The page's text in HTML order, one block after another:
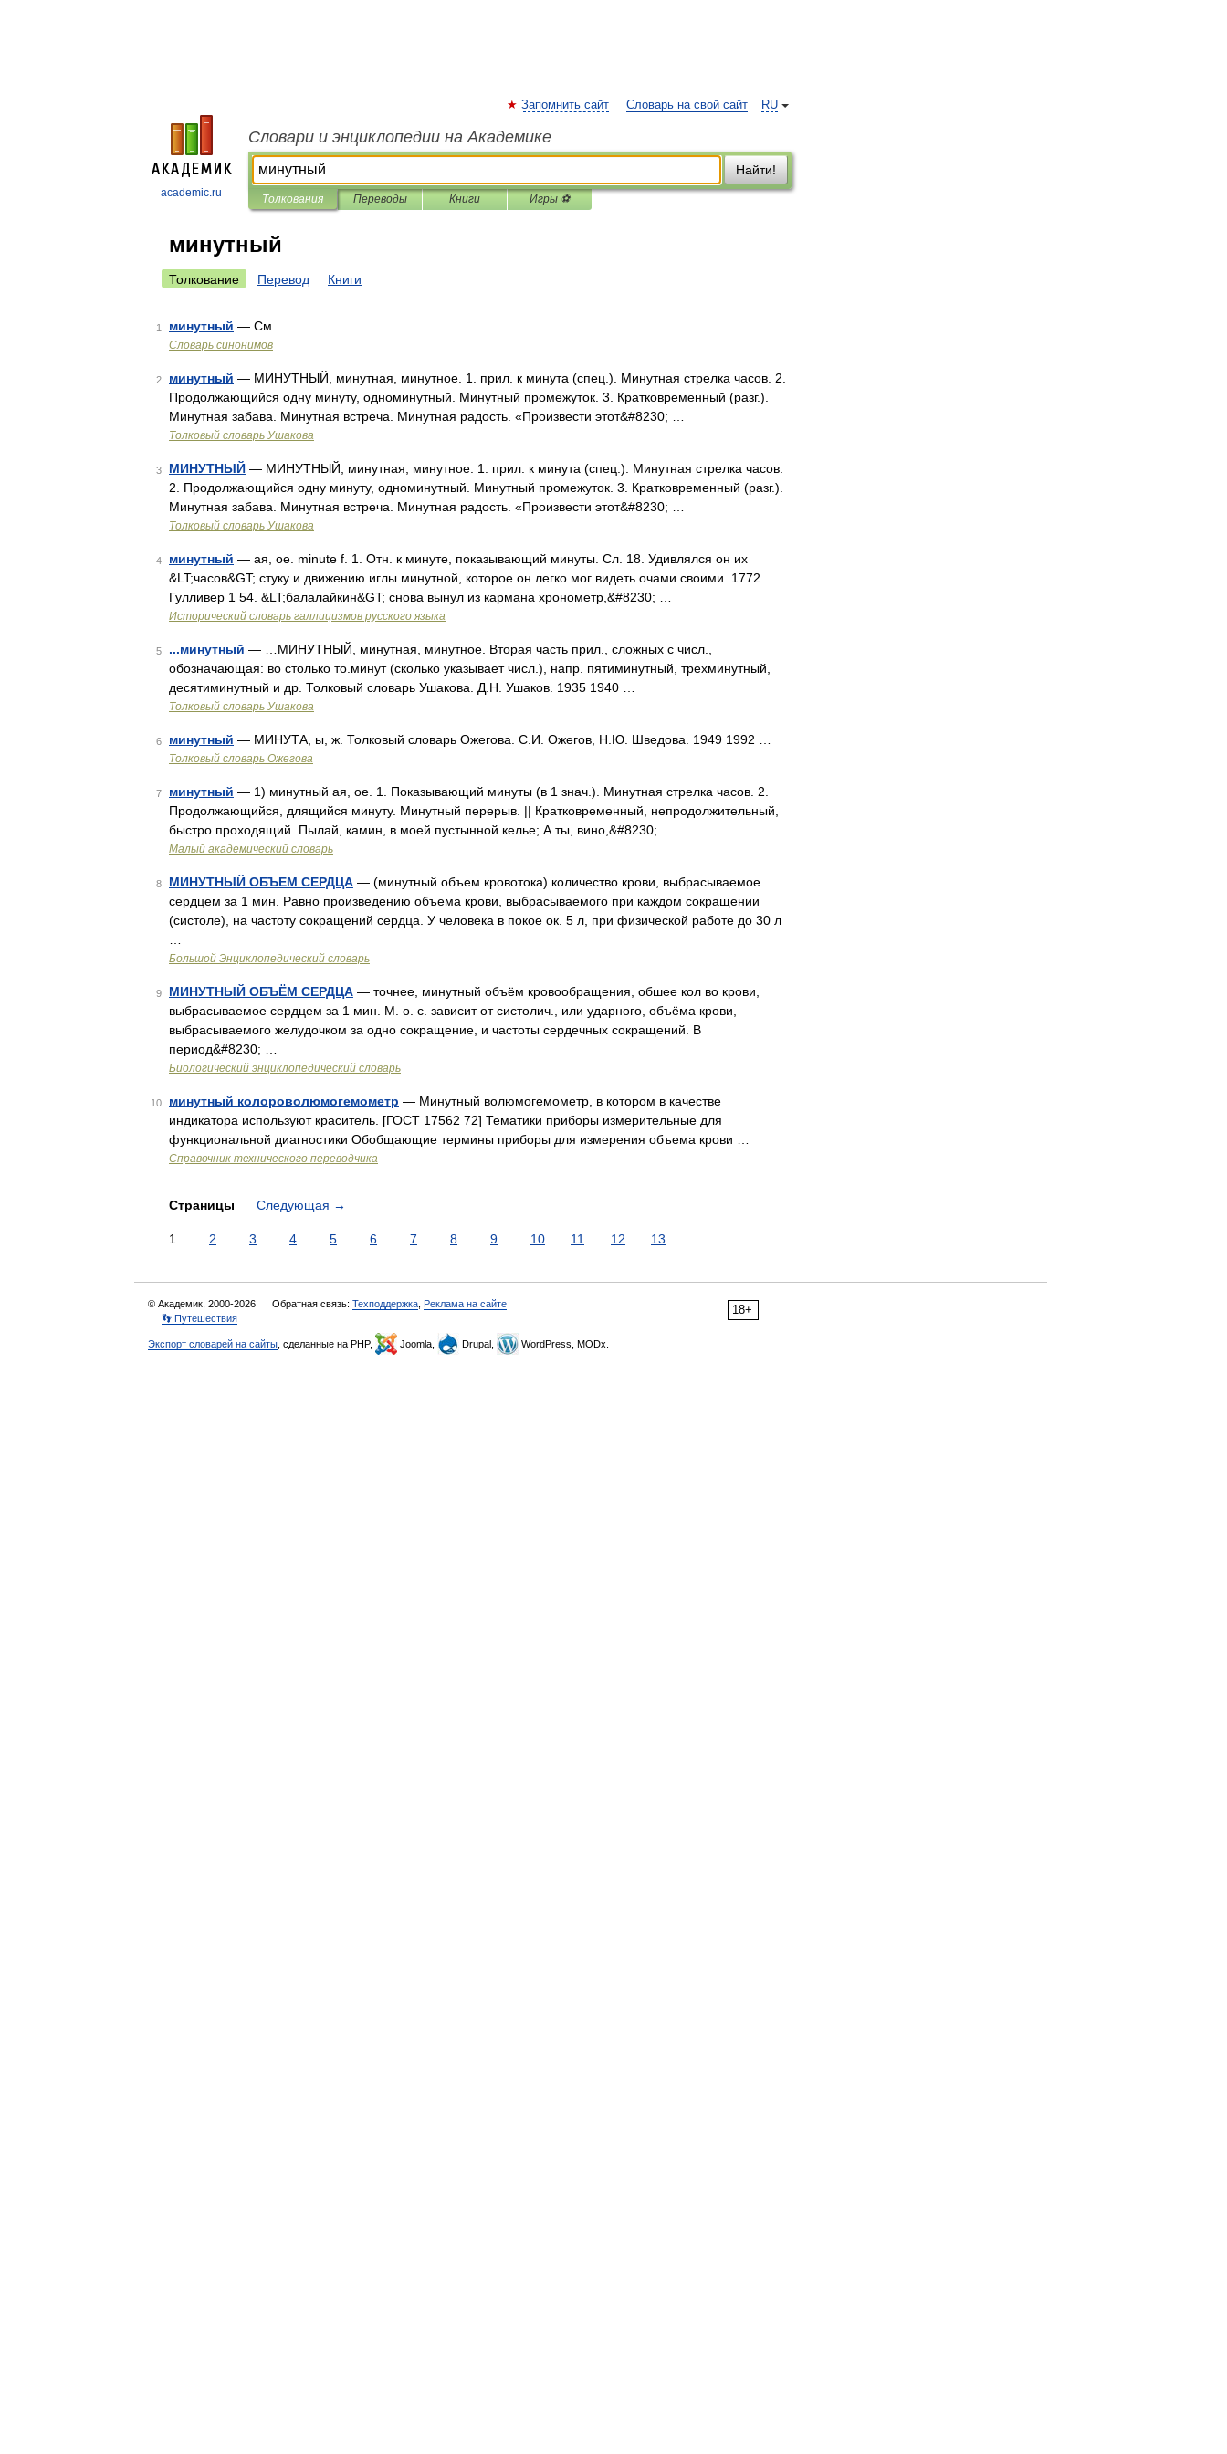
academic.ru
RU
Запомнить сайт Словарь на свой сайт
Словари и энциклопедии на Академике
Найти!
Толкования Переводы Книги Игры ⚽
минутный
Толкование Перевод Книги
1 минутный — См …
Словарь синонимов
2 минутный — МИНУТНЫЙ, минутная, минутное. 1. прил. к минута (спец.). Минутная стрелка часов. 2.
Продолжающийся одну минуту, одноминутный. Минутный промежуток. 3. Кратковременный (разг.).
Минутная забава. Минутная встреча. Минутная радость. «Произвести этот&#8230; …
Толковый словарь Ушакова
3 МИНУТНЫЙ — МИНУТНЫЙ, минутная, минутное. 1. прил. к минута (спец.). Минутная стрелка часов.
2. Продолжающийся одну минуту, одноминутный. Минутный промежуток. 3. Кратковременный (разг.).
Минутная забава. Минутная встреча. Минутная радость. «Произвести этот&#8230; …
Толковый словарь Ушакова
4 минутный — ая, ое. minute f. 1. Отн. к минуте, показывающий минуты. Сл. 18. Удивлялся он их
&LT;часов&GT; стуку и движению иглы минутной, которое он легко мог видеть очами своими. 1772.
Гулливер 1 54. &LT;балалайкин&GT; снова вынул из кармана хронометр,&#8230; …
Исторический словарь галлицизмов русского языка
5 ...минутный — …МИНУТНЫЙ, минутная, минутное. Вторая часть прил., сложных с числ.,
обозначающая: во столько то.минут (сколько указывает числ.), напр. пятиминутный, трехминутный,
десятиминутный и др. Толковый словарь Ушакова. Д.Н. Ушаков. 1935 1940 …
Толковый словарь Ушакова
6 минутный — МИНУТА, ы, ж. Толковый словарь Ожегова. С.И. Ожегов, Н.Ю. Шведова. 1949 1992 …
Толковый словарь Ожегова
7 минутный — 1) минутный ая, ое. 1. Показывающий минуты (в 1 знач.). Минутная стрелка часов. 2.
Продолжающийся, длящийся минуту. Минутный перерыв. || Кратковременный, непродолжительный,
быстро проходящий. Пылай, камин, в моей пустынной келье; А ты, вино,&#8230; …
Малый академический словарь
8 МИНУТНЫЙ ОБЪЕМ СЕРДЦА — (минутный объем кровотока) количество крови, выбрасываемое
сердцем за 1 мин. Равно произведению объема крови, выбрасываемого при каждом сокращении
(систоле), на частоту сокращений сердца. У человека в покое ок. 5 л, при физической работе до 30 л
Большой Энциклопедический словарь
9 МИНУТНЫЙ ОБЪЁМ СЕРДЦА — точнее, минутный объём кровообращения, обшее кол во крови,
выбрасываемое сердцем за 1 мин. М. о. с. зависит от систолич., или ударного, объёма крови,
выбрасываемого желудочком за одно сокращение, и частоты сердечных сокращений. В
период&#8230; …
Биологический энциклопедический словарь
10 минутный колороволюмогемометр — Минутный волюмогемометр, в котором в качестве
индикатора используют краситель. [ГОСТ 17562 72] Тематики приборы измерительные для
функциональной диагностики Обобщающие термины приборы для измерения объема крови …
Справочник технического переводчика
Страницы Следующая →
1 2 3 4 5 6 7 8 9 10 11 12 13
18+
© Академик, 2000-2026 Обратная связь: Техподдержка Реклама на сайте
👣 Путешествия
Экспорт словарей на сайты , сделанные на PHP, Joomla, Drupal, WordPress, MODx.